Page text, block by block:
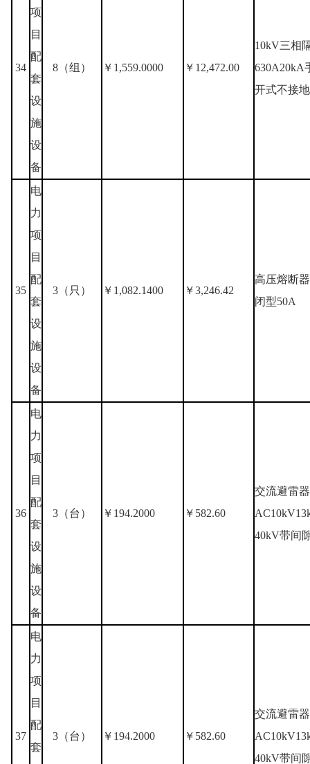
34
项
目
配
套
设
施
设
备
8（组） ￥1,559.0000 ￥12,472.00
10kV三相
630A20kA
开式不接地
35
电
力
项
目
配
套
设
施
设
备
3（只） ￥1,082.1400 ￥3,246.42
高压熔断
闭型50A
36
电
力
项
目
配
套
设
施
设
备
3（台） ￥194.2000 ￥582.60
交流避雷器
40kV带间
37
电
力
项
目
配
套
3（台） ￥194.2000 ￥582.60
交流避雷器
40kV带间